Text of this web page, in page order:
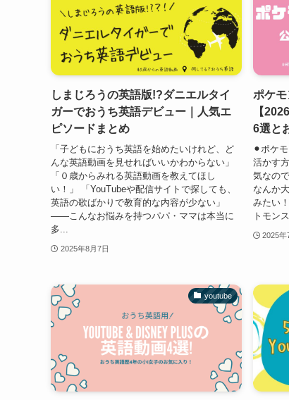
しまじろうの英語版!?ダニエルタイ
ガーでおうち英語デビュー｜人気エ
ピソードまとめ
「子どもにおうち英語を始めたいけれど、ど
んな英語動画を見せればいいかわからない」
「０歳からみれる英語動画を教えてほし
い！」 「YouTubeや配信サイトで探しても、
英語の歌ばかりで教育的な内容が少ない」
——こんなお悩みを持つパパ・ママは本当に
多...
2025年8月7日
ポケ
【
6選と
⚫︎ポケ
活かす
気なの
なんか
みたい
トモン
2025年
youtube